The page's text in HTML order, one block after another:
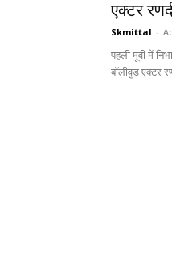
एक्टर
Skmittal -
पहली मूवी में
बॉलीवुड एक्टर